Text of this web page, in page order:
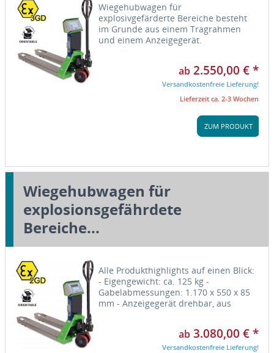
Wiegehubwagen für
explosivgefärderte Bereiche besteht
im Grunde aus einem Tragrahmen
und einem Anzeigegerät.
Stativ ausgestattet. Für die Zonen 2
und 22 von explosionsgefährdeten...
ab 2.550,00 € *
Versandkostenfreie Lieferung!
Lieferzeit ca. 2-3 Wochen
ZUM PRODUKT
Wiegehubwagen für
explosionsgefährdete
Bereiche...
Alle Produkthighlights auf einen Blick:
- Eigengewicht: ca. 125 kg -
Gabelabmessungen: 1.170 x 550 x 85
mm - Anzeigegerät drehbar, aus
Batterie Batterieladegerät...
ab 3.080,00 € *
Versandkostenfreie Lieferung!